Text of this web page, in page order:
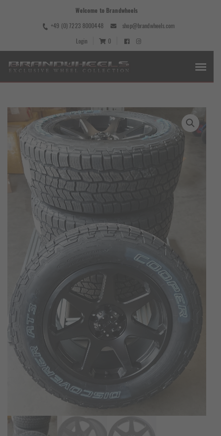
Welcome to Brandwheels
+49 (0) 7223 8000448
shop@brandwheels.com
Login
0